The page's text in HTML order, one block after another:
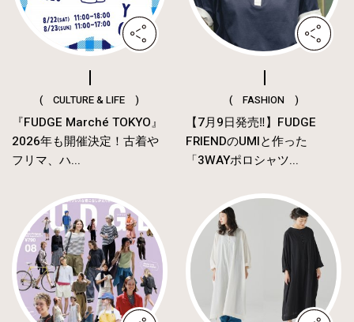
( CULTURE & LIFE )
『FUDGE Marché TOKYO』
2026年も開催決定！古着や
フリマ、ハ...
( FASHION )
【7月9日発売‼︎】FUDGE
FRIENDのUMIと作った
「3WAYポロシャツ...